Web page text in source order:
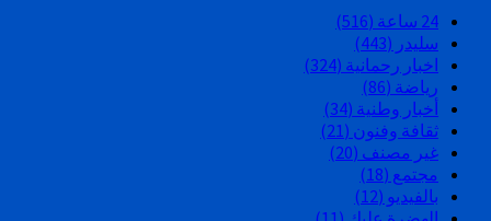
24 ساعة
(516)
سليدر (443)
اخبار رحمانية (324)
رياضة (86)
أخبار وطنية (34)
ثقافة وفنون (21)
غير مصنف (20)
مجتمع (18)
بالفيديو (12)